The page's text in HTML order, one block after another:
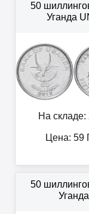
50
Уганда
На складе:
Цена: 59
50
Уганда